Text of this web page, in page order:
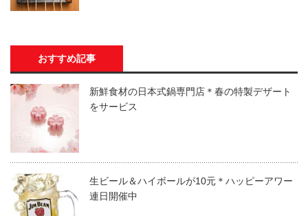
おすすめ記事
新鮮食材の日本式鍋専門店＊春の特製デザート
をサービス
生ビール＆ハイボールが10元＊ハッピーアワー
連日開催中